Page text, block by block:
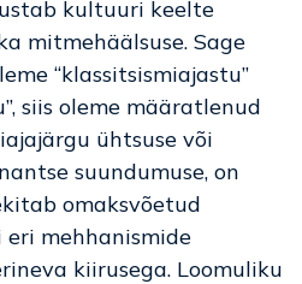
kultuuri keelte
mitmehäälsuse. Sage
“klassitsismiajastu”
siis oleme määratlenud
ühtsuse või
suundumuse, on
omaksvõetud
mehhanismide
kiirusega. Loomuliku